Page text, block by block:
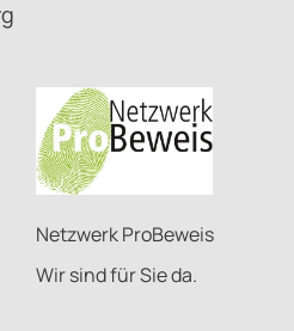
Netzwerk ProBeweis
Wir sind für Sie da.